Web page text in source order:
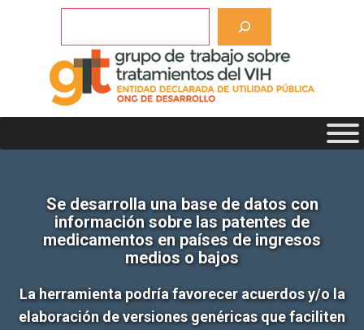
Se desarrolla una base de datos con
información sobre las patentes de
medicamentos en países de ingresos
medios o bajos
La herramienta podría favorecer acuerdos y/o la
elaboración de versiones genéricas que faciliten